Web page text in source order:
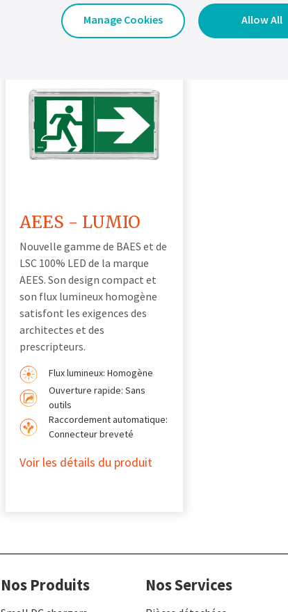
AEES - LUMIO
Nouvelle gamme de BAES et de
LSC 100% LED de la marque
AEES. Son design compact et
son flux lumineux homogène
satisfont les exigences des
architectes et des
prescripteurs.
Flux lumineux: Homogène
Ouverture rapide: Sans
outils
Raccordement automatique:
Connecteur breveté
Voir les détails du produit
Nos Produits Nos Services
Manage Cookies Allow All